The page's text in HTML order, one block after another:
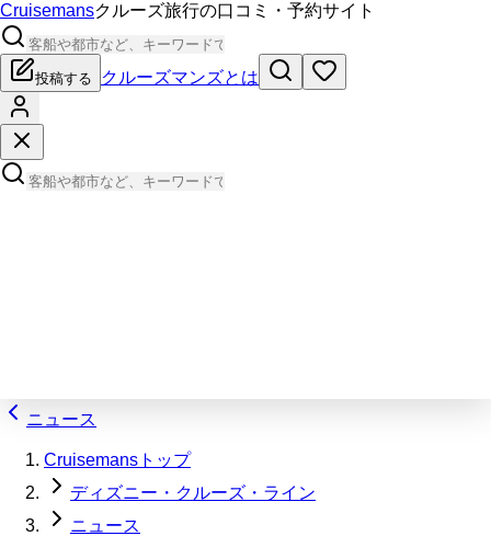
Cruisemansクルーズ旅行の口コミ・予約サイト
投稿する クルーズマンズとは
ニュース
Cruisemansトップ
ディズニー・クルーズ・ライン
ニュース